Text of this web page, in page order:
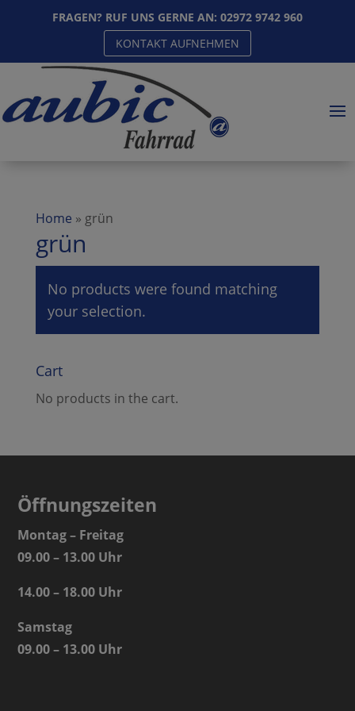
FRAGEN? RUF UNS GERNE AN: 02972 9742 960
KONTAKT AUFNEHMEN
Home » grün
grün
No products were found matching
your selection.
Cart
No products in the cart.
Öffnungszeiten
Montag – Freitag
09.00 – 13.00 Uhr
14.00 – 18.00 Uhr
Samstag
09.00 – 13.00 Uhr